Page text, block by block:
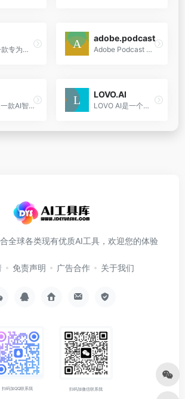
播记是一款专为播客创作者打造的智能shownotes生成工具。通过AI技术，帮助创作者快速生成高质量的播客shownotes，提升创作效率，优化内容管理。支持多种格式导出，让播客创作更轻松。
adobe.podcast
Adobe Podcast 是一个基于浏览器的AI音频录制和编辑工具，专为播客制作而设计。
听脑AI是一款AI智能语音助手，专注于语音转文本和实时录音总结，提供音视频转文字、实时录音转文本、AI总结、章节速览等功能。用户可以通过自由拖动文本查看音视频进度，享受便捷...
LOVO.AI
LOVO AI是一个功能强大的AI语音生成器，它通过提供多样化的语音选项和易用的编辑工具，帮助用户快速创建引人入胜的视频和音频内容。
全球各类现有优质AI工具，欢迎您的体验
免责声明 广告合作 关于我们
扫码加QQ联系我 扫码加微信联系我